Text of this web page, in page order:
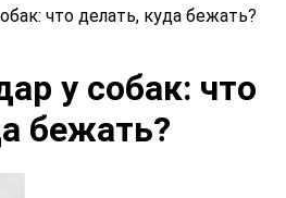
что делать, куда бежать?
у собак: что
бежать?